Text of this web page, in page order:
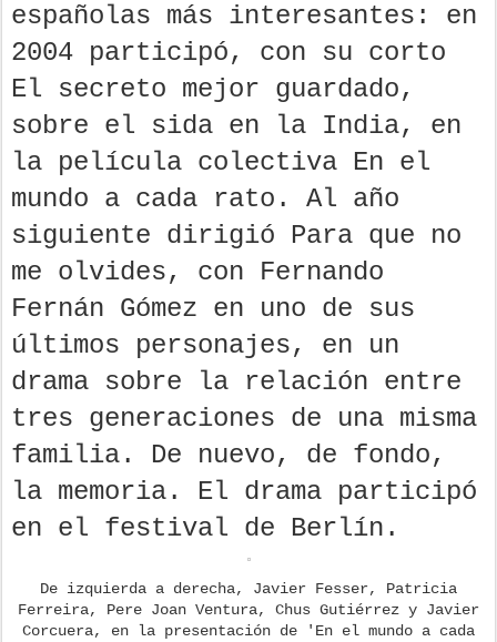
españolas más interesantes: en
2004 participó, con su corto
El secreto mejor guardado,
sobre el sida en la India, en
la película colectiva En el
mundo a cada rato. Al año
siguiente dirigió Para que no
me olvides, con Fernando
Fernán Gómez en uno de sus
últimos personajes, en un
drama sobre la relación entre
tres generaciones de una misma
familia. De nuevo, de fondo,
la memoria. El drama participó
en el festival de Berlín.
De izquierda a derecha, Javier Fesser, Patricia
Ferreira, Pere Joan Ventura, Chus Gutiérrez y Javier
Corcuera, en la presentación de 'En el mundo a cada